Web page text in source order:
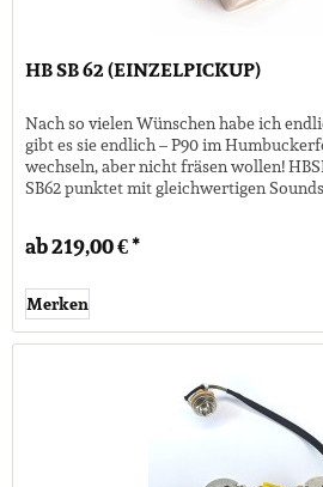
HB SB 62 (EINZELPICKUP)
Nach so vielen Wünschen habe ich
gibt es sie endlich – P90 im
wechseln, aber nicht fräsen wollen!
SB62 punktet mit gleichwertigen
ab 219,00 € *
Merken